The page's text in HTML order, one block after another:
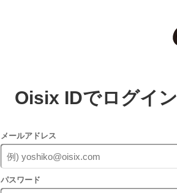
Oisix IDでログイン
メールアドレス
パスワード